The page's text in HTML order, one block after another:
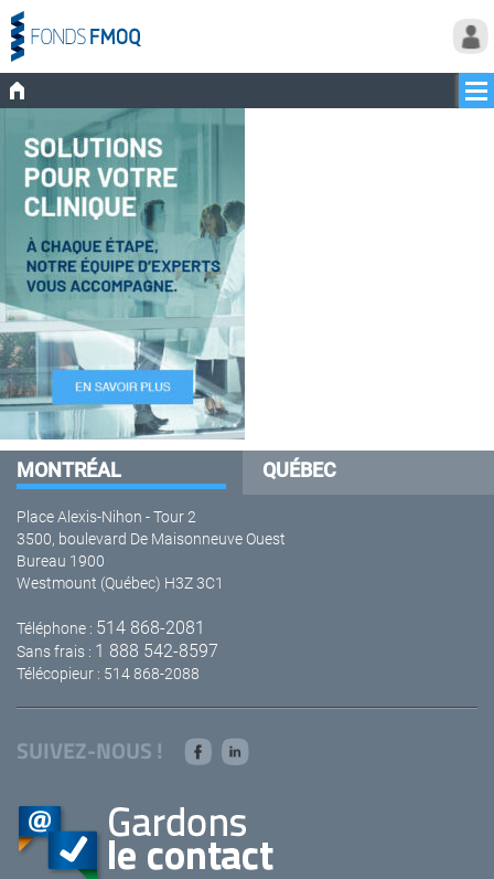
MONTRÉAL QUÉBEC
Place Alexis-Nihon - Tour 2
3500, boulevard De Maisonneuve Ouest
Bureau 1900
Westmount (Québec) H3Z 3C1
Téléphone : 514 868-2081
Sans frais : 1 888 542-8597
Télécopieur : 514 868-2088
SUIVEZ-NOUS !